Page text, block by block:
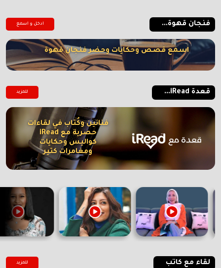
فنجان قهوة... ادخل و اسمع
اسمع قصص وحكايات وحضر فنجان قهوة
قعدة iRead... للمزيد
فنانين وكُتاب في لقاءات
حصرية مع iRead
كواليس وحكايات
ومغامرات كتير
لقاء مع كاتب للمزيد